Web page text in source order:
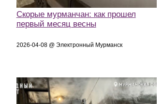
Скорые мурманчан: как прошел
первый месяц весны
2026-04-08 @ Электронный Мурманск